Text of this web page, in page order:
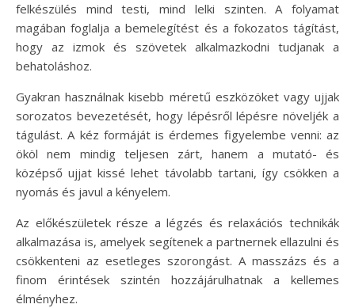
felkészülés mind testi, mind lelki szinten. A folyamat
magában foglalja a bemelegítést és a fokozatos tágítást,
hogy az izmok és szövetek alkalmazkodni tudjanak a
behatoláshoz.
Gyakran használnak kisebb méretű eszközöket vagy ujjak
sorozatos bevezetését, hogy lépésről lépésre növeljék a
tágulást. A kéz formáját is érdemes figyelembe venni: az
ököl nem mindig teljesen zárt, hanem a mutató- és
középső ujjat kissé lehet távolabb tartani, így csökken a
nyomás és javul a kényelem.
Az előkészületek része a légzés és relaxációs technikák
alkalmazása is, amelyek segítenek a partnernek ellazulni és
csökkenteni az esetleges szorongást. A masszázs és a
finom érintések szintén hozzájárulhatnak a kellemes
élményhez.